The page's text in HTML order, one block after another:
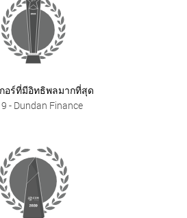
อร์ที่มีอิทธิพลมากที่สุด
- Dundan Finance